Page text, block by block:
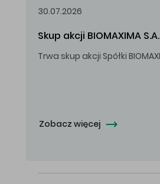
30.07.2026
Skup akcji BIOMAXIMA S.A.
Zobacz więcej